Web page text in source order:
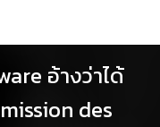
อ้างว่าได้
des